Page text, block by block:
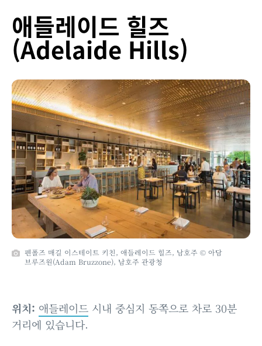
애들레이드 힐즈
(Adelaide Hills)
펜폴즈 매길 이스테이트 키친, 애들레이드 힐즈, 남호주 © 아담
브루즈원(Adam Bruzzone), 남호주 관광청
위치: 애들레이드 시내 중심지 동쪽으로 차로 30분
거리에 있습니다.